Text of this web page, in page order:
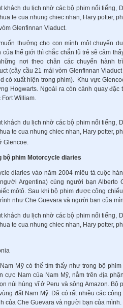
Glenfinnan Viaduct.
thưởng cho con mình một chuyến
của thế giới thì chắc chắn lũ trẻ sẽ cảm
nơi theo chân các chuyến hành
(cây cầu 21 mái vòm Glenfinnan
có xuất hiện trong phim). Khu vực
Hogwarts. Ngoài ra còn cảnh quay
Fort William.
Glencoe.
bộ phim Motorcycle diaries
diaries vào năm 2004 miêu tả cuộc
Argentina) cùng người bạn Alberto
môtô. Sau khi bộ phim được công
như Che Guevara và người bạn của
Mỹ có thể tìm thấy như trong bộ
cực Nam của Nam Mỹ, nằm trên địa
núi hùng vĩ ở Peru và sông Amazon. Bộ
đất Nam Mỹ. Đã có rất nhiều các
của Che Guevara và người bạn của mình.